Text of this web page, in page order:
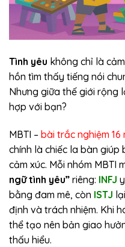
Tình yêu không chỉ là
hồn tìm thấy tiếng nói
Nhưng giữa thế giới rộng
hợp với bạn?
MBTI – bài trắc nghiệm 16
chính là chiếc la bàn
cảm xúc. Mỗi nhóm MBTI
ngữ tình yêu” riêng: INFJ
bằng đam mê, còn ISTJ
định và trách nhiệm. Khi
thể tạo nên bản giao
thấu hiểu.